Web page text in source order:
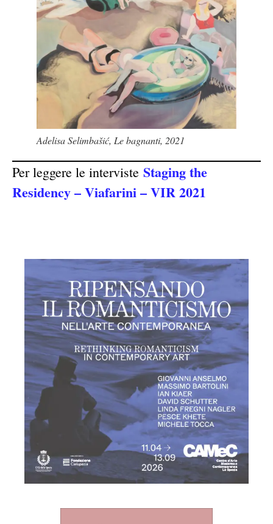
Adelisa Selimbašić, Le bagnanti, 2021
Per leggere le interviste Staging the
Residency – Viafarini – VIR 2021